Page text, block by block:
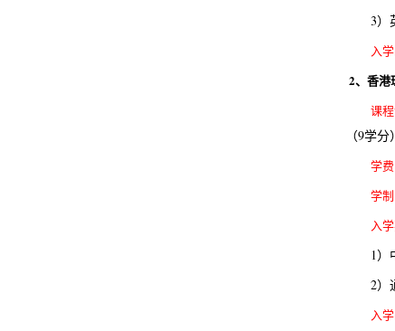
3）
入学
2、香港
课程
（9学分）
学费
学制
入学
1）
2）
入学